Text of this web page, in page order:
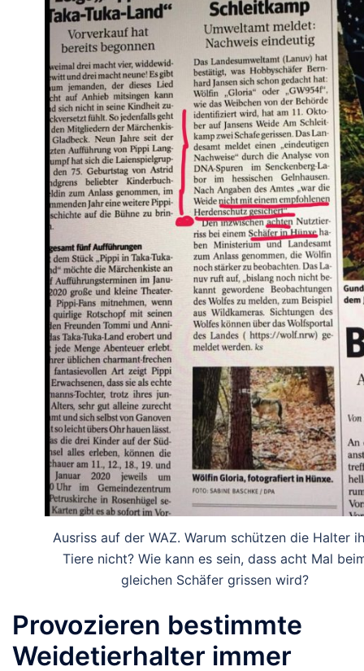
Ausriss auf der WAZ. Warum schützen die Halter
Tiere nicht? Wie kann es sein, dass acht Mal
gleichen Schäfer grissen wird?
Provozieren bestimmte
Weidetierhalter immer